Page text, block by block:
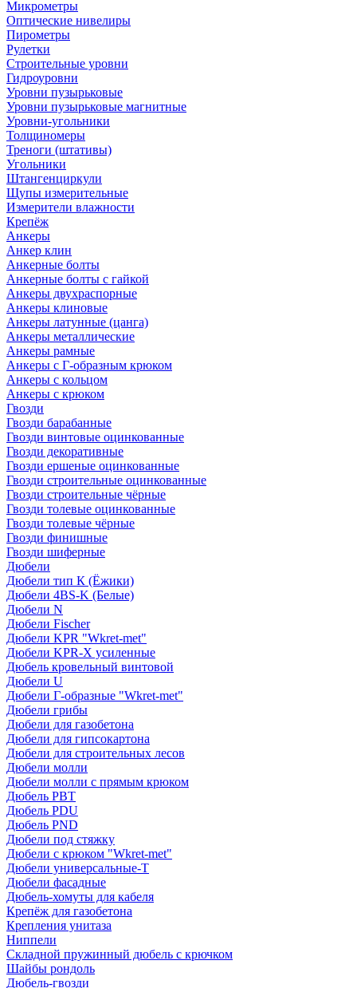
Микрометры
Оптические нивелиры
Пирометры
Рулетки
Строительные уровни
Гидроуровни
Уровни пузырьковые
Уровни пузырьковые магнитные
Уровни-угольники
Толщиномеры
Треноги (штативы)
Угольники
Штангенциркули
Щупы измерительные
Измерители влажности
Крепёж
Анкеры
Анкер клин
Анкерные болты
Анкерные болты с гайкой
Анкеры двухраспорные
Анкеры клиновые
Анкеры латунные (цанга)
Анкеры металлические
Анкеры рамные
Анкеры с Г-образным крюком
Анкеры с кольцом
Анкеры с крюком
Гвозди
Гвозди барабанные
Гвозди винтовые оцинкованные
Гвозди декоративные
Гвозди ершеные оцинкованные
Гвозди строительные оцинкованные
Гвозди строительные чёрные
Гвозди толевые оцинкованные
Гвозди толевые чёрные
Гвозди финишные
Гвозди шиферные
Дюбели
Дюбели тип К (Ёжики)
Дюбели 4BS-K (Белые)
Дюбели N
Дюбели Fischer
Дюбели KPR "Wkret-met"
Дюбели KPR-Х усиленные
Дюбель кровельный винтовой
Дюбели U
Дюбели Г-образные "Wkret-met"
Дюбели грибы
Дюбели для газобетона
Дюбели для гипсокартона
Дюбели для строительных лесов
Дюбели молли
Дюбели молли с прямым крюком
Дюбель PBT
Дюбель PDU
Дюбель PND
Дюбели под стяжку
Дюбели с крюком "Wkret-met"
Дюбели универсальные-Т
Дюбели фасадные
Дюбель-хомуты для кабеля
Крепёж для газобетона
Крепления унитаза
Ниппели
Складной пружинный дюбель с крючком
Шайбы рондоль
Дюбель-гвозди